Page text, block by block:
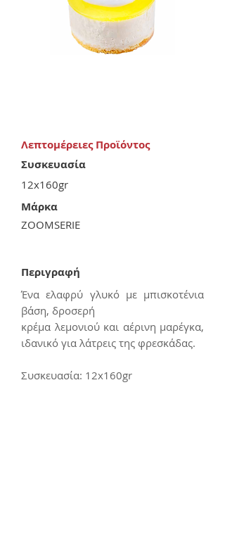
Λεπτομέρειες Προϊόντος
Συσκευασία
12x160gr
Μάρκα
ZOOMSERIE
Περιγραφή
Ένα ελαφρύ γλυκό με μπισκοτένια
βάση, δροσερή
κρέμα λεμονιού και αέρινη μαρέγκα,
ιδανικό για λάτρεις της φρεσκάδας.
Συσκευασία: 12x160gr